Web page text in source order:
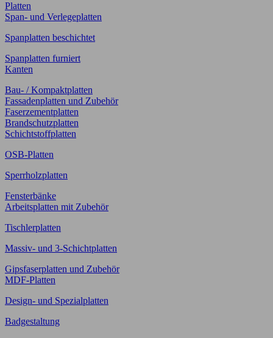
Platten
Span- und Verlegeplatten
Spanplatten beschichtet
Spanplatten furniert
Kanten
Bau- / Kompaktplatten
Fassadenplatten und Zubehör
Faserzementplatten
Brandschutzplatten
Schichtstoffplatten
OSB-Platten
Sperrholzplatten
Fensterbänke
Arbeitsplatten mit Zubehör
Tischlerplatten
Massiv- und 3-Schichtplatten
Gipsfaserplatten und Zubehör
MDF-Platten
Design- und Spezialplatten
Badgestaltung